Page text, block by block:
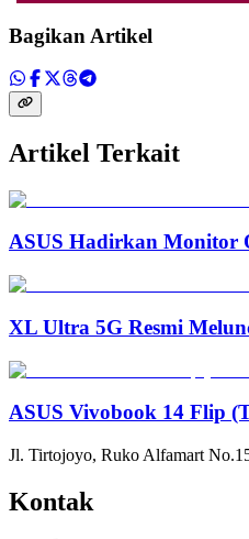
Bagikan Artikel
Artikel Terkait
ASUS Hadirkan Monitor
XL Ultra 5G Resmi
ASUS Vivobook 14 Flip
Jl. Tirtojoyo, Ruko Alfamart
Kontak